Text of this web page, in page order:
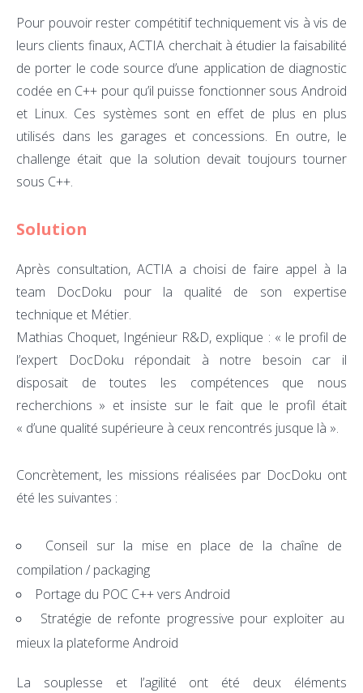
Pour pouvoir rester compétitif techniquement vis à vis de
leurs clients finaux, ACTIA cherchait à étudier la faisabilité
de porter le code source d’une application de diagnostic
codée en C++ pour qu’il puisse fonctionner sous Android
et Linux. Ces systèmes sont en effet de plus en plus
utilisés dans les garages et concessions. En outre, le
challenge était que la solution devait toujours tourner
sous C++.
Solution
Après consultation, ACTIA a choisi de faire appel à la
team DocDoku pour la qualité de son expertise
technique et Métier.
Mathias Choquet, Ingénieur R&D, explique : « le profil de
l’expert DocDoku répondait à notre besoin car il
disposait de toutes les compétences que nous
recherchions » et insiste sur le fait que le profil était
« d’une qualité supérieure à ceux rencontrés jusque là ».
Concrètement, les missions réalisées par DocDoku ont
été les suivantes :
Conseil sur la mise en place de la chaîne de
compilation / packaging
Portage du POC C++ vers Android
Stratégie de refonte progressive pour exploiter au
mieux la plateforme Android
La souplesse et l’agilité ont été deux éléments